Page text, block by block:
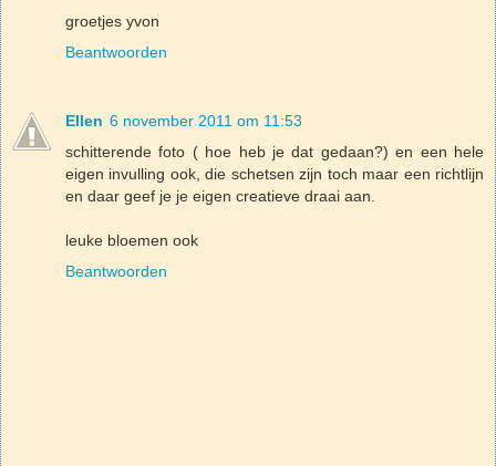
groetjes yvon
Beantwoorden
Ellen 6 november 2011 om 11:53
schitterende foto ( hoe heb je dat gedaan?) en een hele
eigen invulling ook, die schetsen zijn toch maar een richtlijn
en daar geef je je eigen creatieve draai aan.
leuke bloemen ook
Beantwoorden